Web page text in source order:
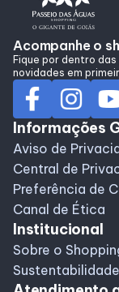
Acompanhe o
Fique por dentro
novidades em
Informações
Aviso de
Central de
Preferência de
Canal de Ética
Institucional
Sobre o
Sustentabilidade